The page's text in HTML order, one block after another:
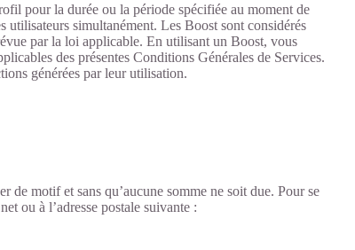
pour la durée ou la période spécifiée au moment de
simultanément. Les Boost sont considérés
par la loi applicable. En utilisant un Boost, vous
des présentes Conditions Générales de Services.
générées par leur utilisation.
motif et sans qu’aucune somme ne soit due. Pour se
ou à l’adresse postale suivante :